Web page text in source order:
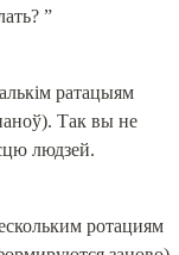
”
ратацыям
Так вы не
людзей.
ротациям